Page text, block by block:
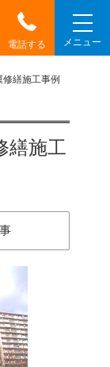
電話する メニュー
繕施工事例
繕施工